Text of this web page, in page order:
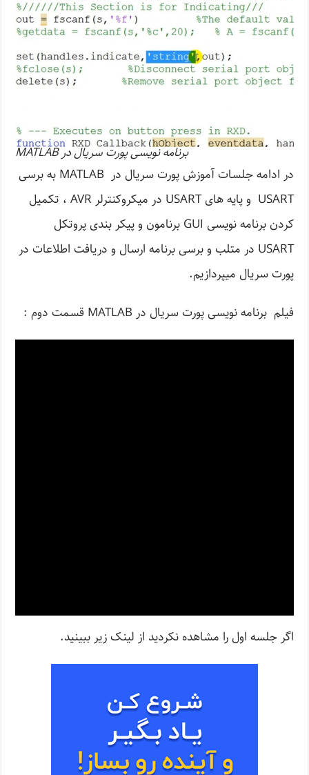
برنامه نویسی پورت سریال در MATLAB
در ادامه جلسات آموزش پورت سریال در MATLAB به برسی
USART و پایه های USART در میکروکنترلر AVR ، تکمیل
کردن برنامه نویسی GUI برنامون و پیکر بندی پروتکل
USART در متلب و برسی برنامه ارسال و دریافت اطلاعات در
پورت سریال میپردازیم.
فیلم برنامه نویسی پورت سریال در MATLAB قسمت دوم :
اگر جلسه اول را مشاهده نکردید از لینک زیر ببینید.